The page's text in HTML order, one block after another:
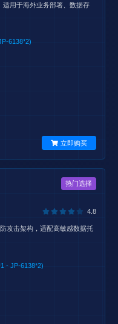
用于海外业务部署、数据存
6138*2)
立即购买
热门选择
4.8
攻击架构，适配高敏感数据托
- JP-6138*2)